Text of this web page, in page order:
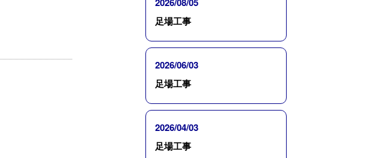
2026/08/05
足場工事
2026/06/03
足場工事
2026/04/03
足場工事